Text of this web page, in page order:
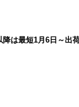
は最短1月6日～出